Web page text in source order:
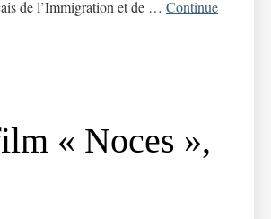
de l’Immigration et de … Continue
« Noces »,